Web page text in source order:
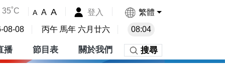
35˚C A A A 登入 繁體
08-08 丙午 馬年 六月廿六 08:04
播 節目表 關於我們 搜尋